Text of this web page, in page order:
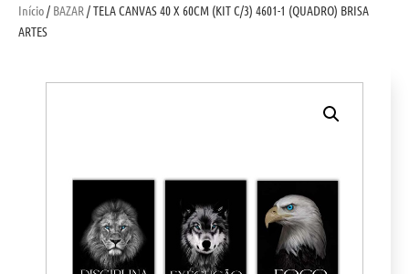
Início/ BAZAR/ TELA CANVAS 40 X 60CM (KIT C/3) 4601-1 (QUADRO) BRISA
ARTES